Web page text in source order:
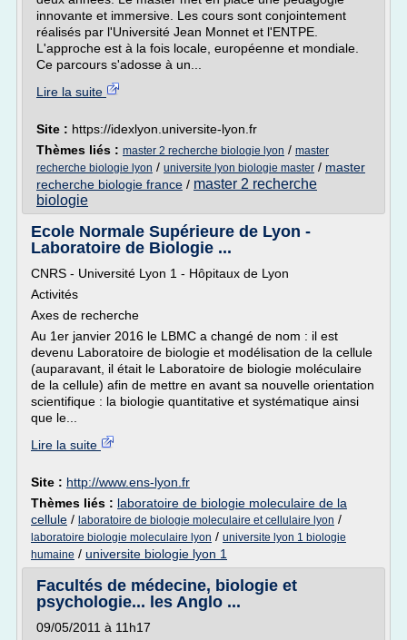
innovante et immersive. Les cours sont conjointement
réalisés par l'Université Jean Monnet et l'ENTPE.
L'approche est à la fois locale, européenne et mondiale.
Ce parcours s'adosse à un...
Lire la suite
Site : https://idexlyon.universite-lyon.fr
Thèmes liés : master 2 recherche biologie lyon / master
recherche biologie lyon / universite lyon biologie master / master
recherche biologie france / master 2 recherche
biologie
Ecole Normale Supérieure de Lyon -
Laboratoire de Biologie ...
CNRS - Université Lyon 1 - Hôpitaux de Lyon
Activités
Axes de recherche
Au 1er janvier 2016 le LBMC a changé de nom : il est
devenu Laboratoire de biologie et modélisation de la cellule
(auparavant, il était le Laboratoire de biologie moléculaire
de la cellule) afin de mettre en avant sa nouvelle orientation
scientifique : la biologie quantitative et systématique ainsi
que le...
Lire la suite
Site : http://www.ens-lyon.fr
Thèmes liés : laboratoire de biologie moleculaire de la
cellule / laboratoire de biologie moleculaire et cellulaire lyon /
laboratoire biologie moleculaire lyon / universite lyon 1 biologie
humaine / universite biologie lyon 1
Facultés de médecine, biologie et
psychologie... les Anglo ...
09/05/2011 à 11h17